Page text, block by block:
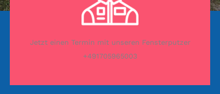
Jetzt einen Termin mit unseren Fensterputzer
+491705965003